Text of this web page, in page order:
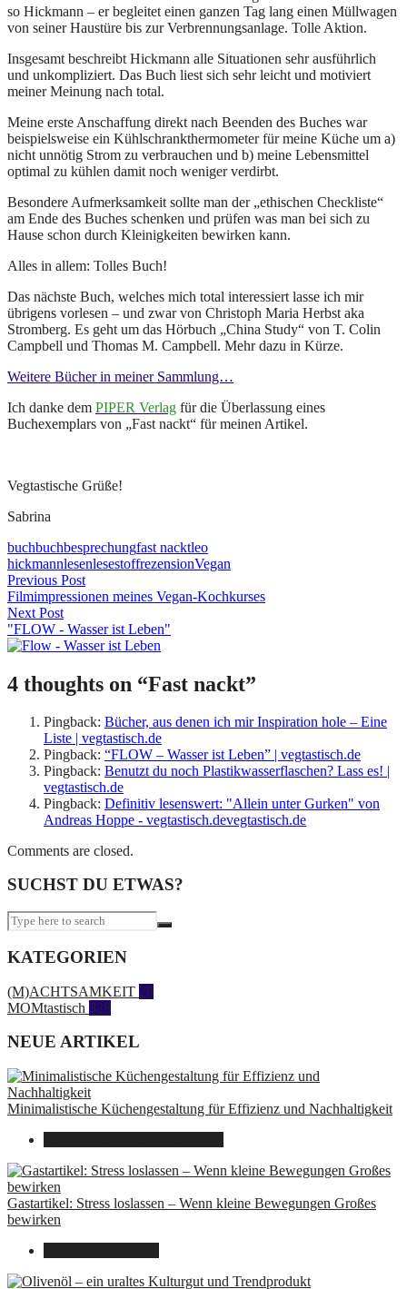
so Hickmann – er begleitet einen ganzen Tag lang einen Müllwagen
von seiner Haustüre bis zur Verbrennungsanlage. Tolle Aktion.
Insgesamt beschreibt Hickmann alle Situationen sehr ausführlich
und unkompliziert. Das Buch liest sich sehr leicht und motiviert
meiner Meinung nach total.
Meine erste Anschaffung direkt nach Beenden des Buches war
beispielsweise ein Kühlschrankthermometer für meine Küche um a)
nicht unnötig Strom zu verbrauchen und b) meine Lebensmittel
optimal zu kühlen damit noch weniger verdirbt.
Besondere Aufmerksamkeit sollte man der „ethischen Checkliste“
am Ende des Buches schenken und prüfen was man bei sich zu
Hause schon durch Kleinigkeiten bewirken kann.
Alles in allem: Tolles Buch!
Das nächste Buch, welches mich total interessiert lasse ich mir
übrigens vorlesen – und zwar von Christoph Maria Herbst aka
Stromberg. Es geht um das Hörbuch „China Study“ von T. Colin
Campbell und Thomas M. Campbell. Mehr dazu in Kürze.
Weitere Bücher in meiner Sammlung…
Ich danke dem PIPER Verlag für die Überlassung eines
Buchexemplars von „Fast nackt“ für meinen Artikel.
Vegtastische Grüße!
Sabrina
buchbuchbesprechungfast nacktleo
hickmannlesenlesestoffrezensionVegan
Beitragsnavigation
Previous Post
Filmimpressionen meines Vegan-Kochkurses
Next Post
"FLOW - Wasser ist Leben"
4 thoughts on “Fast nackt”
Pingback: Bücher, aus denen ich mir Inspiration hole – Eine
Liste | vegtastisch.de
Pingback: “FLOW – Wasser ist Leben” | vegtastisch.de
Pingback: Benutzt du noch Plastikwasserflaschen? Lass es! |
vegtastisch.de
Pingback: Definitiv lesenswert: "Allein unter Gurken" von
Andreas Hoppe - vegtastisch.devegtastisch.de
Comments are closed.
SUCHST DU ETWAS?
KATEGORIEN
(M)ACHTSAMKEIT 28
MOMtastisch 328
NEUE ARTIKEL
Minimalistische Küchengestaltung für Effizienz und Nachhaltigkeit
Gastartikel: Stress loslassen – Wenn kleine Bewegungen Großes
bewirken